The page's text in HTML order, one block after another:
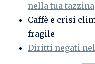
nella tua tazzina
Caffè e crisi
fragile
Diritti negati